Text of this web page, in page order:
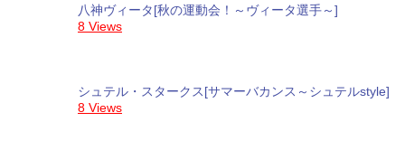
八神ヴィータ[秋の運動会！～ヴィータ選手～]
8 Views
シュテル・スタークス[サマーバカンス～シュテルstyle]
8 Views